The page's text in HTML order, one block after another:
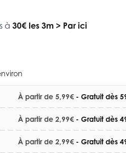
à 30€ les 3m > Par ici
À partir de 5,99€ - Gratuit dès
À partir de 2,99€ - Gratuit dès
À partir de 2,99€ - Gratuit dès